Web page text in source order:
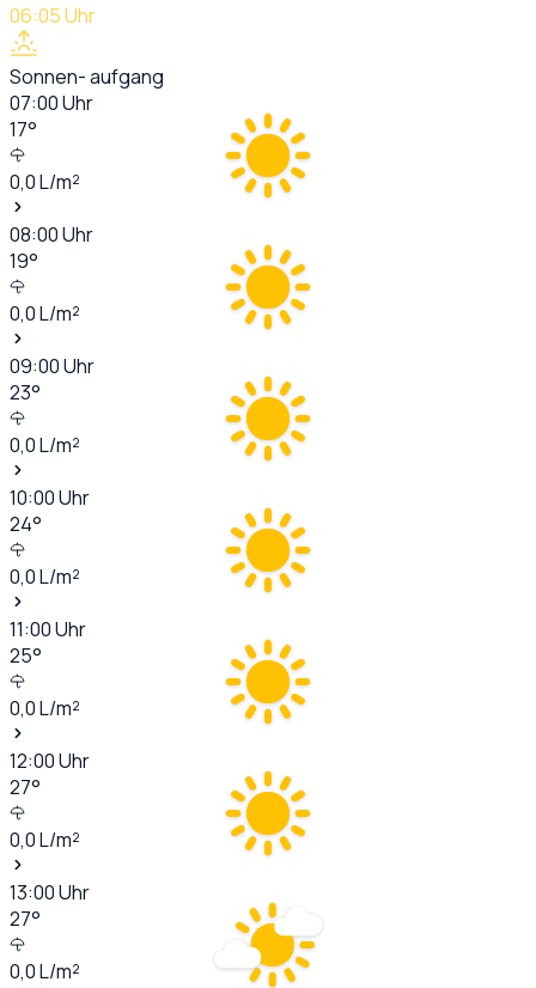
06:05Uhr
Sonnen- aufgang
07:00Uhr
17°
0,0L/m²
08:00Uhr
19°
0,0L/m²
09:00Uhr
23°
0,0L/m²
10:00Uhr
24°
0,0L/m²
11:00Uhr
25°
0,0L/m²
12:00Uhr
27°
0,0L/m²
13:00Uhr
27°
0,0L/m²